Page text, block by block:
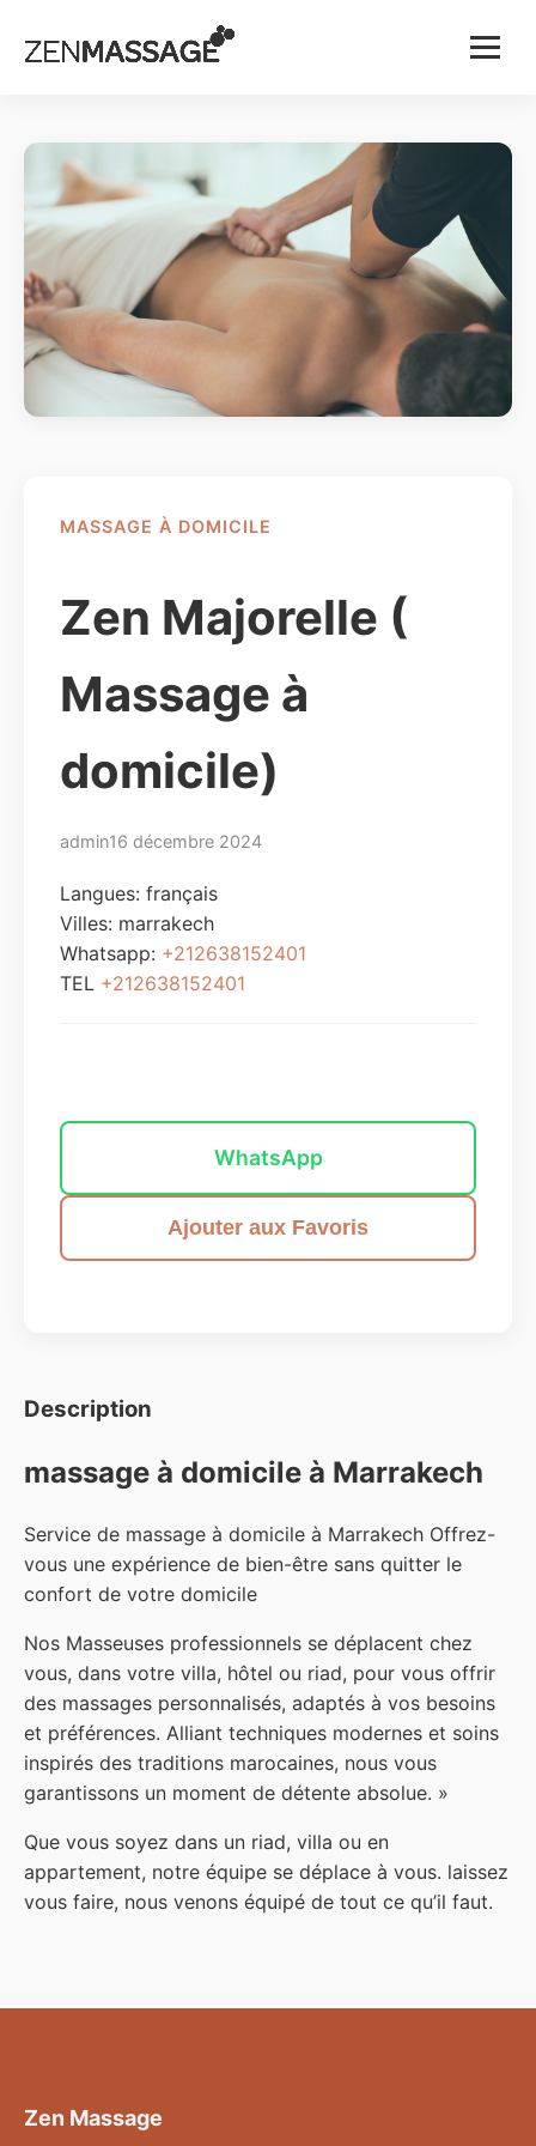
MASSAGE À DOMICILE
Zen Majorelle (
Massage à
domicile)
admin16 décembre 2024
Langues: français
Villes: marrakech
Whatsapp: +212638152401
TEL +212638152401
WhatsApp
Ajouter aux Favoris
Description
massage à domicile à Marrakech
Service de massage à domicile à Marrakech Offrez-
vous une expérience de bien-être sans quitter le
confort de votre domicile
Nos Masseuses professionnels se déplacent chez
vous, dans votre villa, hôtel ou riad, pour vous offrir
des massages personnalisés, adaptés à vos besoins
et préférences. Alliant techniques modernes et soins
inspirés des traditions marocaines, nous vous
garantissons un moment de détente absolue. »
Que vous soyez dans un riad, villa ou en
appartement, notre équipe se déplace à vous. laissez
vous faire, nous venons équipé de tout ce qu’il faut.
Zen Massage